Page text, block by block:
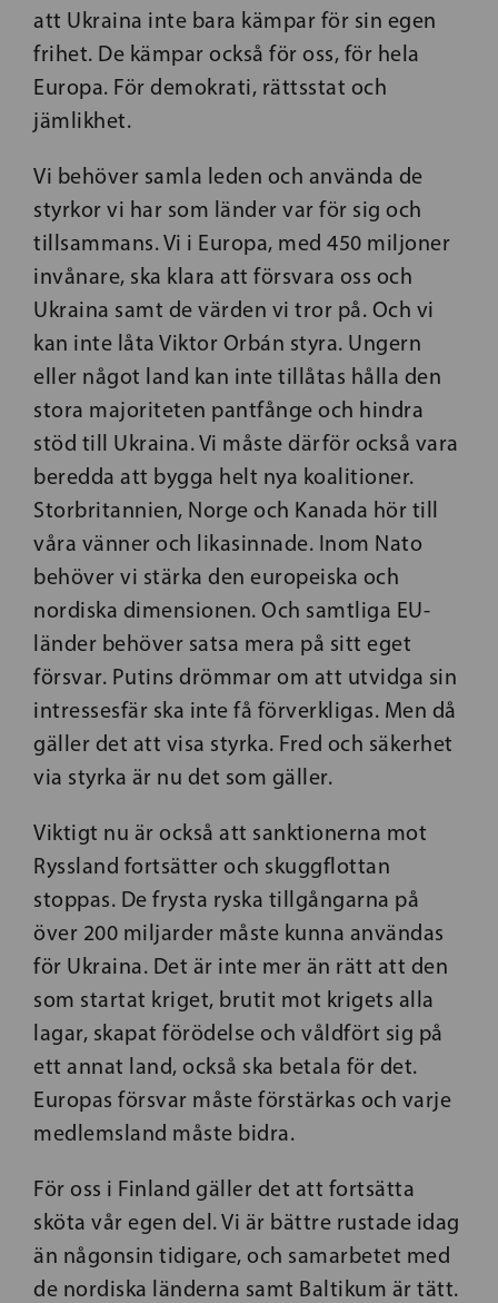
att Ukraina inte bara kämpar för sin egen
frihet. De kämpar också för oss, för hela
Europa. För demokrati, rättsstat och
jämlikhet.
Vi behöver samla leden och använda de
styrkor vi har som länder var för sig och
tillsammans. Vi i Europa, med 450 miljoner
invånare, ska klara att försvara oss och
Ukraina samt de värden vi tror på. Och vi
kan inte låta Viktor Orbán styra. Ungern
eller något land kan inte tillåtas hålla den
stora majoriteten pantfånge och hindra
stöd till Ukraina. Vi måste därför också vara
beredda att bygga helt nya koalitioner.
Storbritannien, Norge och Kanada hör till
våra vänner och likasinnade. Inom Nato
behöver vi stärka den europeiska och
nordiska dimensionen. Och samtliga EU-
länder behöver satsa mera på sitt eget
försvar. Putins drömmar om att utvidga sin
intressesfär ska inte få förverkligas. Men då
gäller det att visa styrka. Fred och säkerhet
via styrka är nu det som gäller.
Viktigt nu är också att sanktionerna mot
Ryssland fortsätter och skuggflottan
stoppas. De frysta ryska tillgångarna på
över 200 miljarder måste kunna användas
för Ukraina. Det är inte mer än rätt att den
som startat kriget, brutit mot krigets alla
lagar, skapat förödelse och våldfört sig på
ett annat land, också ska betala för det.
Europas försvar måste förstärkas och varje
medlemsland måste bidra.
För oss i Finland gäller det att fortsätta
sköta vår egen del. Vi är bättre rustade idag
än någonsin tidigare, och samarbetet med
de nordiska länderna samt Baltikum är tätt.